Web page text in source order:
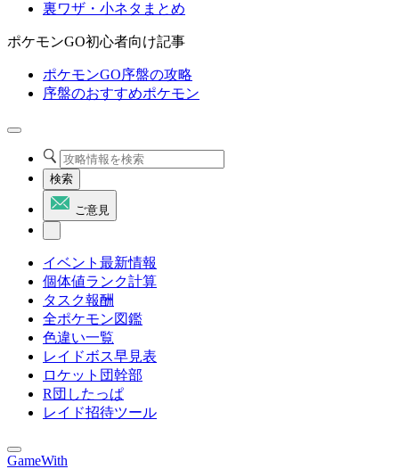
裏ワザ・小ネタまとめ
ポケモンGO初心者向け記事
ポケモンGO序盤の攻略
序盤のおすすめポケモン
検索
ご意見
イベント最新情報
個体値ランク計算
タスク報酬
全ポケモン図鑑
色違い一覧
レイドボス早見表
ロケット団幹部
R団したっぱ
レイド招待ツール
GameWith